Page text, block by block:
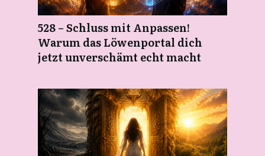
528 – Schluss mit Anpassen!
Warum das Löwenportal dich
jetzt unverschämt echt macht